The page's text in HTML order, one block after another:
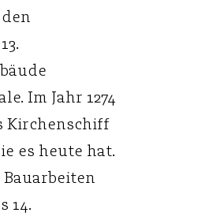
Im Jahr 1274
Kirchenschiff
es heute hat.
14.